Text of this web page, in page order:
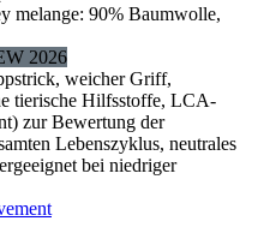
melange: 90% Baumwolle,
2026
weicher Griff,
tierische Hilfsstoffe, LCA-
zur Bewertung der
Lebenszyklus, neutrales
bei niedriger